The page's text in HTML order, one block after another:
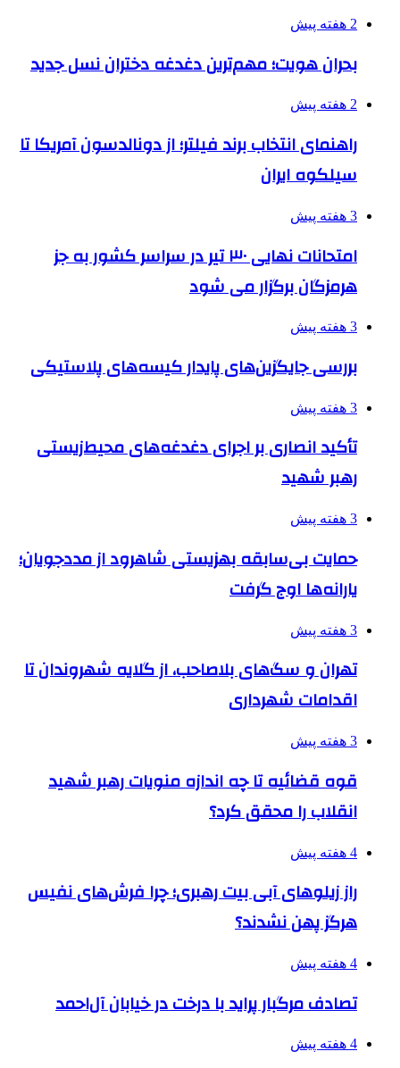
2 هفته پیش
بحران هویت؛ مهم‌ترین دغدغه دختران نسل جدید
2 هفته پیش
راهنمای انتخاب برند فیلتر؛ از دونالدسون آمریکا تا
سیلکوه ایران
3 هفته پیش
امتحانات نهایی ۳۰ تیر در سراسر کشور به جز
هرمزگان برگزار می شود
3 هفته پیش
بررسی جایگزین‌های پایدار کیسه‌های پلاستیکی
3 هفته پیش
تأکید انصاری بر اجرای دغدغه‌های محیط‌زیستی
رهبر شهید
3 هفته پیش
حمایت بی‌سابقه بهزیستی شاهرود از مددجویان؛
یارانه‌ها اوج گرفت
3 هفته پیش
تهران و سگ‌های بلاصاحب، از گلایه شهروندان تا
اقدامات شهرداری
3 هفته پیش
قوه قضائیه تا چه اندازه منویات رهبر شهید
انقلاب را محقق کرد؟
4 هفته پیش
راز زیلوهای آبی بیت رهبری؛ چرا فرش‌های نفیس
هرگز پهن نشدند؟
4 هفته پیش
تصادف مرگبار پراید با درخت در خیابان آل‌احمد
4 هفته پیش